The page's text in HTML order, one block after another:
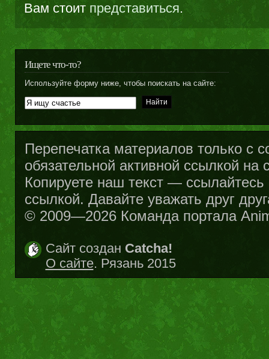
Вам стоит представиться.
Ищете что-то?
Используйте форму ниже, чтобы поискать на сайте:
Перепечатка материалов только с
обязательной активной ссылкой на
Копируете наш текст —
ссылкой. Давайте уважать друг
© 2009—2026 Команда портала
Сайт создан Catcha!
О сайте. Рязань 2015